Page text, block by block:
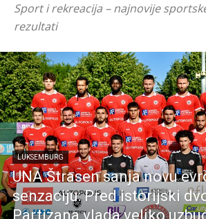
Sport i rekreacija – najnovije
rezultati
LUKSEMBURG
UNA Štrasen sanja novu
senzaciju: Pred istorijski
Partizana vlada veliko